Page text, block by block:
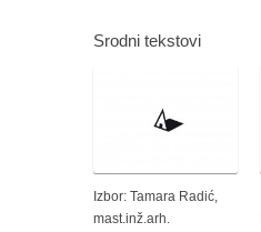
Srodni tekstovi
Izbor: Tamara Radić,
mast.inž.arh.